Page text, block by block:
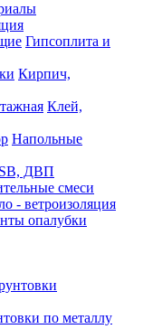
Гипсоплита и
Кирпич,
Клей,
Напольные
ДВП
смеси
- ветроизоляция
опалубки
по металлу